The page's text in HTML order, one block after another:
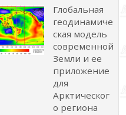
Глобальная
геодинамиче
ская модель
современной
Земли и ее
приложение
для
Арктическог
о региона